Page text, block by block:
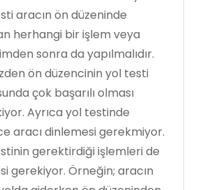
aracın ön düzeninde
herhangi bir işlem veya
sonra da yapılmalıdır.
ön düzencinin yol testi
çok başarılı olması
Ayrıca yol testinde
aracı dinlemesi gerekmiyor.
gerektirdiği işlemleri de
gerekiyor. Örneğin; aracın